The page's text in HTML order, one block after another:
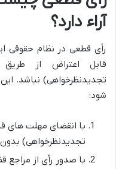
آراء دارد؟
رأی قطعی در نظام حقوقی
قابل اعتراض از
تجدیدنظرخواهی) نباشد.
شود:
با انقضای مهلت های
تجدیدنظرخواهی)
با صدور رأی از مراجع